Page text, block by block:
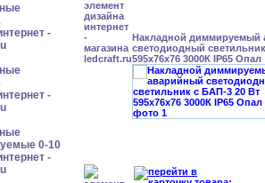
0-10
Накладной диммируемый
светодиодный
595x76x76 3000К IP65 Опал